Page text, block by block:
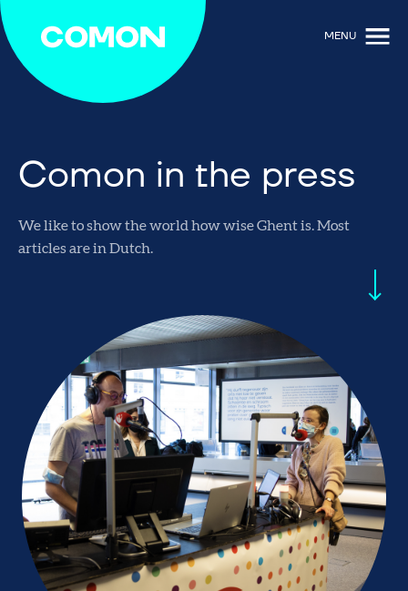
MENU
Comon in the press
We like to show the world how wise Ghent is. Most
articles are in Dutch.